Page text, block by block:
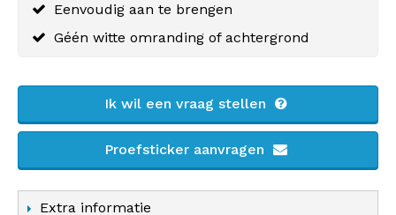
Eenvoudig aan te brengen
Géén witte omranding of achtergrond
Ik wil een vraag stellen
Proefsticker aanvragen
Extra informatie